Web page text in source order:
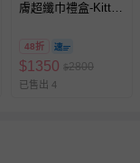
膚超纖巾禮盒-Kitty-
48折
$1350 $2800
已售出 4